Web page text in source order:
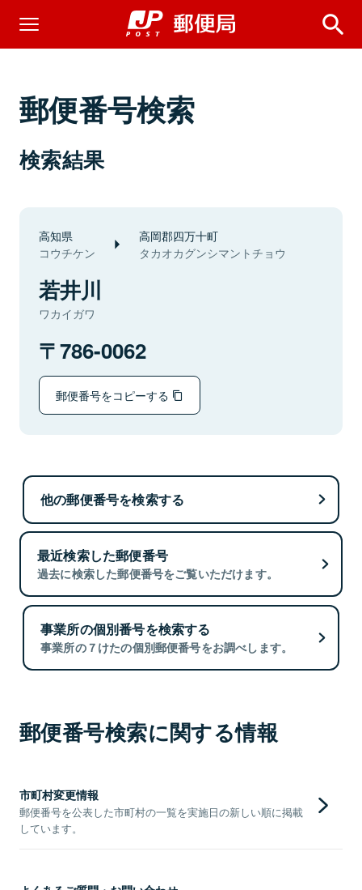
郵便番号検索
検索結果
高知県
コウチケン
高岡郡四万十町
タカオカグンシマントチョウ
若井川
ワカイガワ
786-0062
郵便番号をコピーする
他の郵便番号を検索する
最近検索した郵便番号
過去に検索した郵便番号をご覧いただけます。
事業所の個別番号を検索する
事業所の７けたの個別郵便番号をお調べします。
郵便番号検索に関する情報
市町村変更情報
郵便番号を公表した市町村の一覧を実施日の新しい順に掲載
しています。